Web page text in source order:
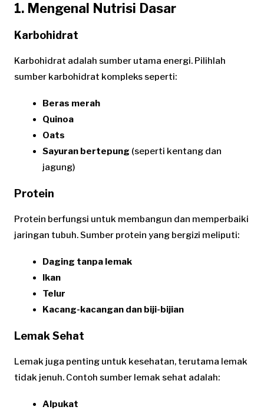
1. Mengenal Nutrisi Dasar
Karbohidrat
Karbohidrat adalah sumber utama energi. Pilihlah
sumber karbohidrat kompleks seperti:
Beras merah
Quinoa
Oats
Sayuran bertepung (seperti kentang dan
jagung)
Protein
Protein berfungsi untuk membangun dan memperbaiki
jaringan tubuh. Sumber protein yang bergizi meliputi:
Daging tanpa lemak
Ikan
Telur
Kacang-kacangan dan biji-bijian
Lemak Sehat
Lemak juga penting untuk kesehatan, terutama lemak
tidak jenuh. Contoh sumber lemak sehat adalah:
Alpukat